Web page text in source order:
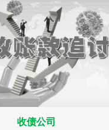
收债公司